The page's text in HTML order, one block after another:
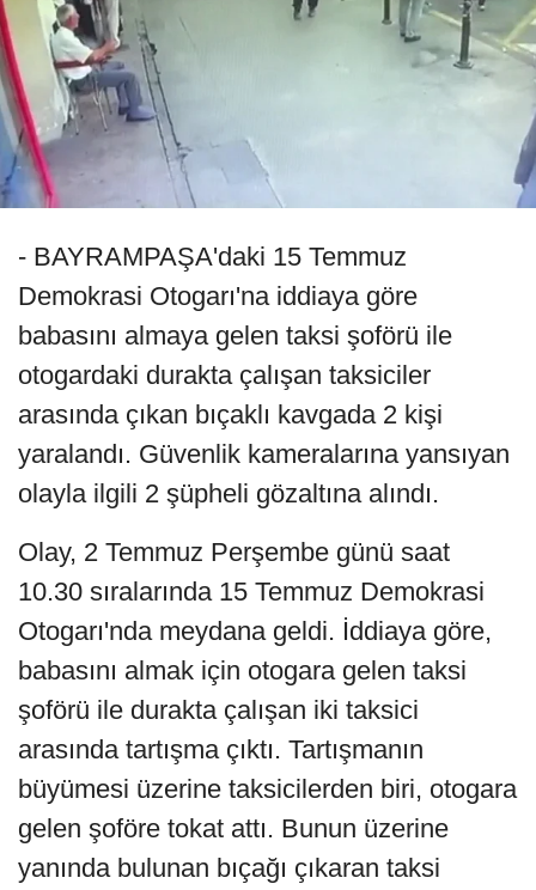
- BAYRAMPAŞA'daki 15 Temmuz
Demokrasi Otogarı'na iddiaya göre
babasını almaya gelen taksi şoförü ile
otogardaki durakta çalışan taksiciler
arasında çıkan bıçaklı kavgada 2 kişi
yaralandı. Güvenlik kameralarına yansıyan
olayla ilgili 2 şüpheli gözaltına alındı.
Olay, 2 Temmuz Perşembe günü saat
10.30 sıralarında 15 Temmuz Demokrasi
Otogarı'nda meydana geldi. İddiaya göre,
babasını almak için otogara gelen taksi
şoförü ile durakta çalışan iki taksici
arasında tartışma çıktı. Tartışmanın
büyümesi üzerine taksicilerden biri, otogara
gelen şoföre tokat attı. Bunun üzerine
yanında bulunan bıçağı çıkaran taksi